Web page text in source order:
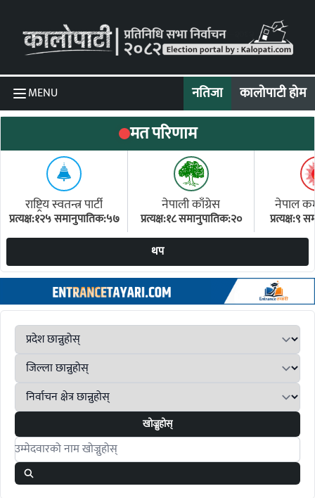
MENU नतिजा कालोपाटी होम
मत परिणाम
राष्ट्रिय स्वतन्त्र पार्टी
प्रत्यक्ष:१२५ समानुपातिक:५७
नेपाली काँग्रेस
प्रत्यक्ष:१८ समानुपातिक:२०
नेपाल
प्रत्यक्ष:९
थप
खोज्नुहोस्
Search candidates